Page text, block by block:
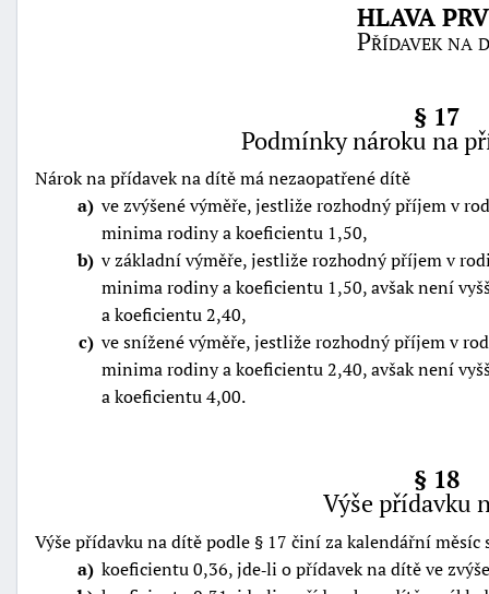
HLAVA
Přídavek na
§ 17
Podmínky nároku na
Nárok na přídavek na dítě má nezaopatřené dítě
a ve zvýšené výměře, jestliže rozhodný příjem v
minima rodiny a koeficientu 1,50,
b v základní výměře, jestliže rozhodný příjem v
minima rodiny a koeficientu 1,50, avšak není
a koeficientu 2,40,
c ve snížené výměře, jestliže rozhodný příjem v
minima rodiny a koeficientu 2,40, avšak není
a koeficientu 4,00.
§ 18
Výše přídavku
Výše přídavku na dítě podle § 17 činí za kalendářní
a koeficientu 0,36, jde‑li o přídavek na dítě ve